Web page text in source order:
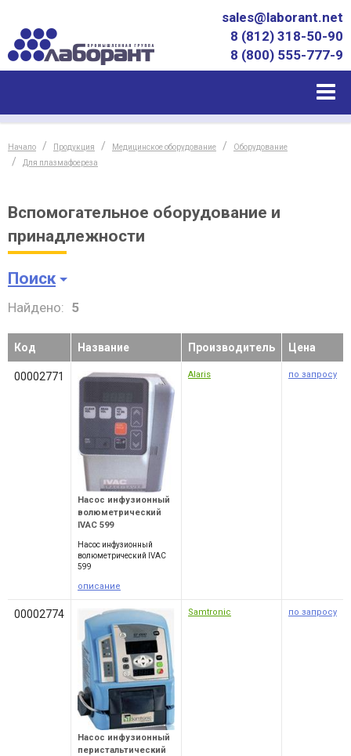
sales@laborant.net
8 (812) 318-50-90
8 (800) 555-777-9
Начало Продукция Медицинское оборудование
Оборудование
Для плазмафоереза
Вспомогательное оборудование и
принадлежности
Поиск
Найдено: 5
Код Название Производитель Цена
00002771
Насос инфузионный
волюметрический
IVAC 599
Насос инфузионный
волюметрический IVAC
599
описание
Alaris по запросу
00002774
Насос инфузионный
перистальтический
Samtronic по запросу